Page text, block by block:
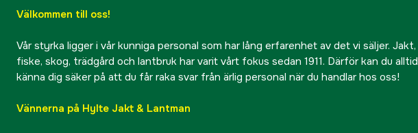
Välkommen till oss!
Vår styrka ligger i vår kunniga personal som har lång erfarenhet av det vi säljer. Jakt,
fiske, skog, trädgård och lantbruk har varit vårt fokus sedan 1911. Därför kan du alltid
känna dig säker på att du får raka svar från ärlig personal när du handlar hos oss!
Vännerna på Hylte Jakt & Lantman